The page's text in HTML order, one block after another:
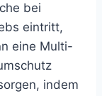
bei
eintritt,
eine Multi-
indem